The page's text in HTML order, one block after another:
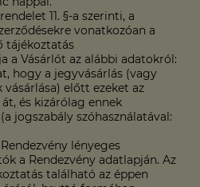
11. §-a szerinti, a
vonatkozóan a
tájékoztatás
a Vásárlót az alábbi adatokról:
hogy a jegyvásárlás (vagy
előtt ezeket az
és kizárólag ennek
jogszabály szóhasználatával:
lényeges
a Rendezvény adatlapján. Az
található az éppen